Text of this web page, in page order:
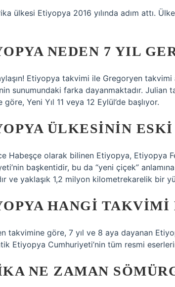
ülkesi Etiyopya 2016 yılında adım attı.
NEDEN 7 YIL
Etiyopya takvimi ile Gregoryen takvimi
sunumundaki farka dayanmaktadır. Julian
Yeni Yıl 11 veya 12 Eylül’de başlıyor.
ÜLKESININ
Habeşçe olarak bilinen Etiyopya, Etiyopya
başkentidir, bu da “yeni çiçek”
ve yaklaşık 1,2 milyon kilometrekarelik bir
HANGI TAKVIMI
takvimine göre, 7 yıl ve 8 aya dayanan
Etiyopya Cumhuriyeti’nin tüm resmi
NE ZAMAN